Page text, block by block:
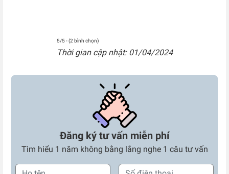
5/5 - (2 bình chọn)
Thời gian cập nhật: 01/04/2024
Đăng ký tư vấn miễn phí
Tìm hiểu 1 năm không bằng lắng nghe 1 câu tư vấn